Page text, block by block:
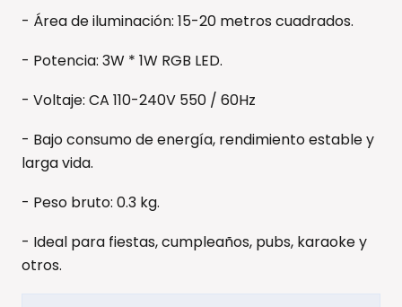
- Área de iluminación: 15-20 metros cuadrados.
- Potencia: 3W * 1W RGB LED.
- Voltaje: CA 110-240V 550 / 60Hz
- Bajo consumo de energía, rendimiento estable y
larga vida.
- Peso bruto: 0.3 kg.
- Ideal para fiestas, cumpleaños, pubs, karaoke y
otros.